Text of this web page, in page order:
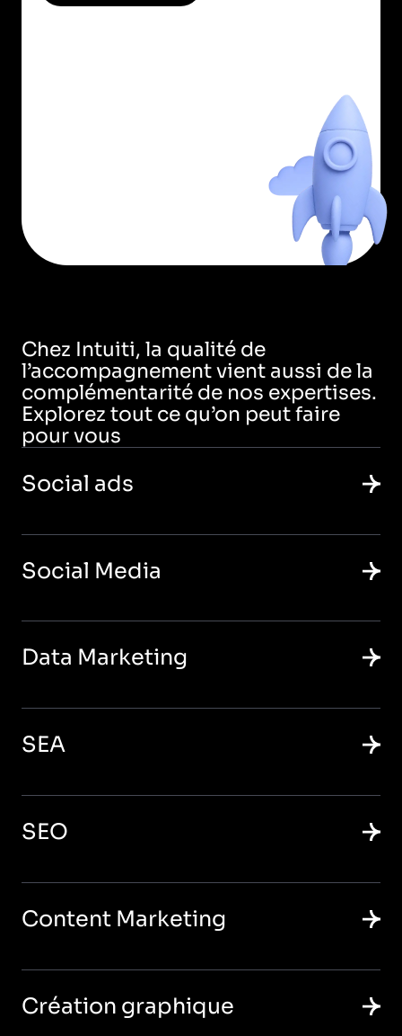
Chez Intuiti, la qualité de
l’accompagnement vient aussi de la
complémentarité de nos expertises.
Explorez tout ce qu’on peut faire
pour vous
Social ads
Social Media
Data Marketing
SEA
SEO
Content Marketing
Création graphique